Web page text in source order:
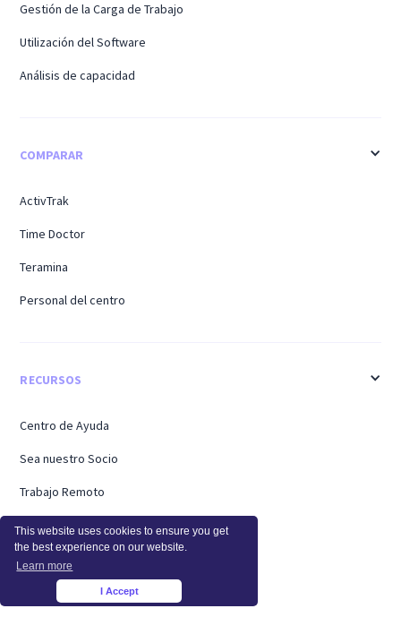
This website uses cookies to ensure you get
the best experience on our website.
Learn more
I Accept
Gestión de la Carga de Trabajo
Utilización del Software
Análisis de capacidad
COMPARAR
ActivTrak
Time Doctor
Teramina
Personal del centro
RECURSOS
Centro de Ayuda
Sea nuestro Socio
Trabajo Remoto
Trabajo Híbrido
Trabajar desde Casa
Regreso a la oficina